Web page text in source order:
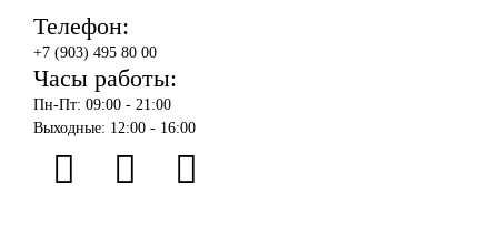
Телефон:
+7 (903) 495 80 00
Часы работы:
Пн-Пт: 09:00 - 21:00
Выходные: 12:00 - 16:00